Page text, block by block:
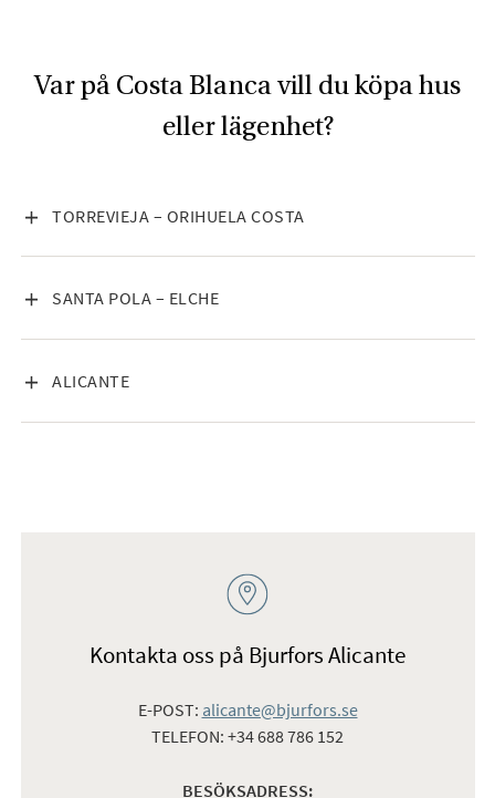
Var på Costa Blanca vill du köpa hus
eller lägenhet?
TORREVIEJA – ORIHUELA COSTA
VISA INNEHÅLL
SANTA POLA – ELCHE
VISA INNEHÅLL
ALICANTE
VISA INNEHÅLL
Kontakta oss på Bjurfors Alicante
E-POST: alicante@bjurfors.se
TELEFON: +34 688 786 152
BESÖKSADRESS: